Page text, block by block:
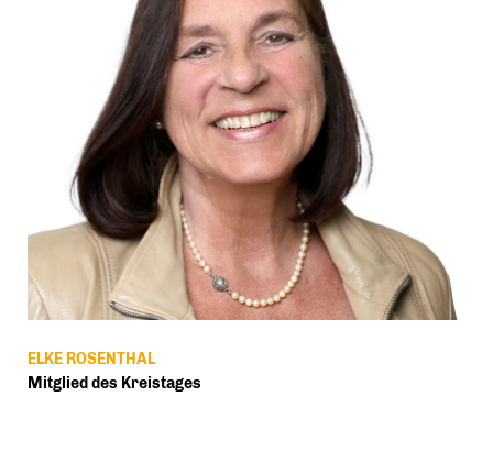
ELKE ROSENTHAL
Mitglied des Kreistages